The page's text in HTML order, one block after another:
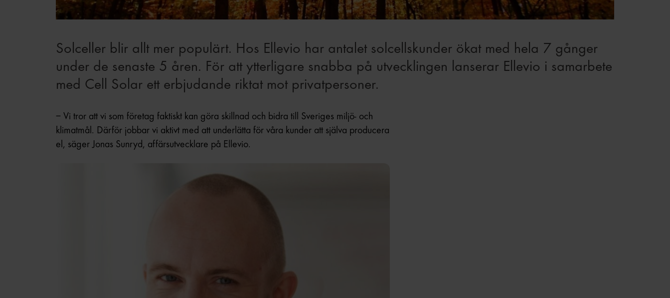
Solceller blir allt mer populärt. Hos Ellevio har antalet solcellskunder ökat med hela 7 gånger
under de senaste 5 åren. För att ytterligare snabba på utvecklingen lanserar Ellevio i samarbete
med Cell Solar ett erbjudande riktat mot privatpersoner.
– Vi tror att vi som företag faktiskt kan göra skillnad och bidra till Sveriges miljö- och
klimatmål. Därför jobbar vi aktivt med att underlätta för våra kunder att själva producera
el, säger Jonas Sunryd, affärsutvecklare på Ellevio.